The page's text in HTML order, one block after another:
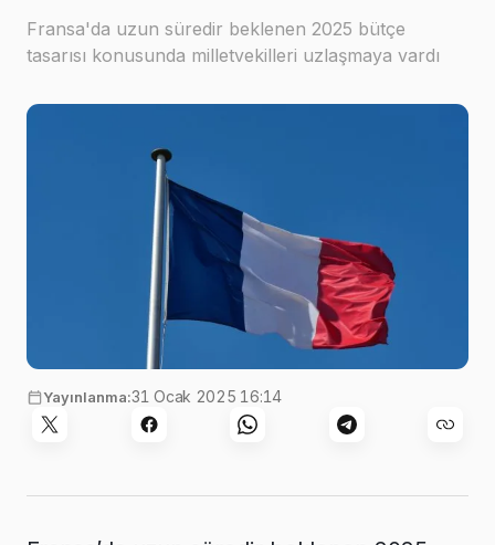
Fransa'da uzun süredir beklenen 2025 bütçe
tasarısı konusunda milletvekilleri uzlaşmaya vardı
Görsel:Rafael Garcin
Yayınlanma:31 Ocak 2025 16:14